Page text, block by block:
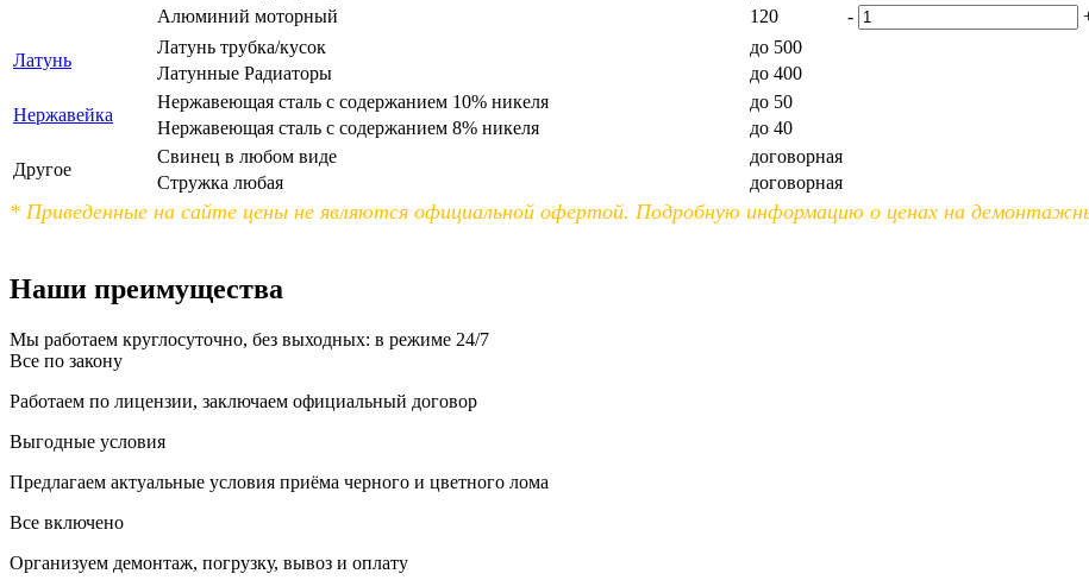
Алюминий моторный
120 -
Латунь
Латунь трубка/кусок
до 500
Латунные Радиаторы
до 400
Нержавейка
Нержавеющая сталь с содержанием 10% никеля
до 50
Нержавеющая сталь с содержанием 8% никеля
до 40
Другое
Свинец в любом виде
договорная
Стружка любая
договорная
* Приведенные на сайте цены не являются официальной офертой. Подробную информацию о ценах на
Наши преимущества
Мы работаем круглосуточно, без выходных: в режиме 24/7
Все по закону
Работаем по лицензии, заключаем официальный договор
Выгодные условия
Предлагаем актуальные условия приёма черного и цветного лома
Все включено
Организуем демонтаж, погрузку, вывоз и оплату